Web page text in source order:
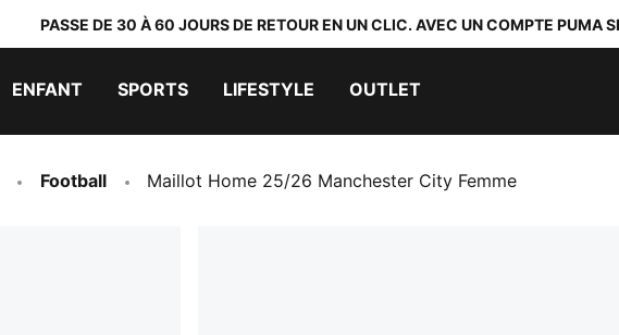
PASSE DE 30 À 60 JOURS DE RETOUR EN UN CLIC. AVEC UN COMPTE PUMA
ENFANT SPORTS LIFESTYLE OUTLET
Football Maillot Home 25/26 Manchester City Femme